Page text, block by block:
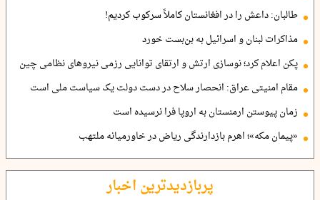
طالبان: داعش را در افغانستان کاملاً سرکوب کردیم!
مذاکرات لبنان و اسرائیل به بن‌بست خورد
پکن اعلام کرد؛ نوسازی ارتش و ارتقای توانایی رزمی نیروهای نظامی چین
مقام امنیتی عراق: انحصار سلاح در دست دولت یک سیاست ملی است
زمان پیوستن ارمنستان به اروپا فرا نرسیده است
«پیمان مکه»؛ اهرم بازدارندگی ریاض در خاورمیانه ملتهب
پربازدیدترین اخبار